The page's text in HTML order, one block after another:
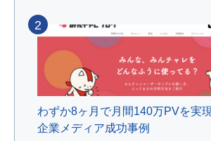
わずか8ヶ月で月間140万PVを実
企業メディア成功事例
2